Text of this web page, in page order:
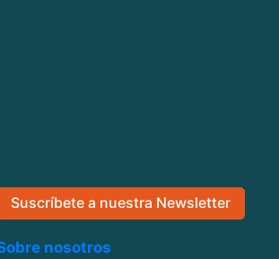
Suscríbete a nuestra Newsletter
nosotros